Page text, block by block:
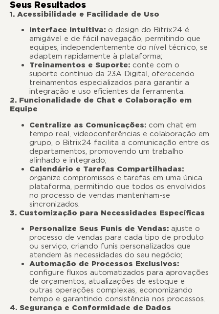
Seus Resultados
1. Acessibilidade e Facilidade de Uso
Interface Intuitiva: o design do Bitrix24 é
amigável e de fácil navegação, permitindo que
equipes, independentemente do nível técnico, se
adaptem rapidamente à plataforma;
Treinamentos e Suporte: conte com o
suporte contínuo da 23A Digital, oferecendo
treinamentos especializados para garantir a
integração e uso eficientes da ferramenta.
2. Funcionalidade de Chat e Colaboração em
Equipe
Centralize as Comunicações: com chat em
tempo real, videoconferências e colaboração em
grupo, o Bitrix24 facilita a comunicação entre os
departamentos, promovendo um trabalho
alinhado e integrado;
Calendário e Tarefas Compartilhadas:
organize compromissos e tarefas em uma única
plataforma, permitindo que todos os envolvidos
no processo de vendas mantenham-se
sincronizados.
3. Customização para Necessidades Específicas
Personalize Seus Funis de Vendas: ajuste o
processo de vendas para cada tipo de produto
ou serviço, criando funis personalizados que
atendem às necessidades do seu negócio;
Automação de Processos Exclusivos:
configure fluxos automatizados para aprovações
de orçamentos, atualizações de estoque e
outras operações complexas, economizando
tempo e garantindo consistência nos processos.
4. Segurança e Conformidade de Dados